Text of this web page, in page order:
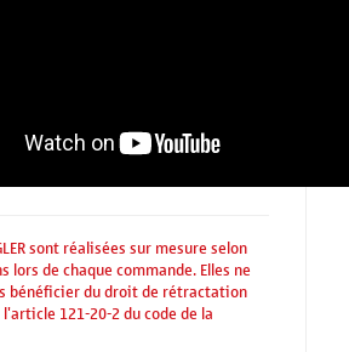
sont réalisées sur mesure selon
lors de chaque commande. Elles ne
bénéficier du droit de rétractation
121-20-2 du code de la